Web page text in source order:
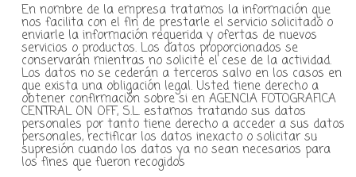
En nombre de la empresa tratamos la información que
nos facilita con el fin de prestarle el servicio solicitado o
enviarle la información requerida y ofertas de nuevos
servicios o productos. Los datos proporcionados se
conservarán mientras no solicite el cese de la actividad.
Los datos no se cederán a terceros salvo en los casos en
que exista una obligación legal. Usted tiene derecho a
obtener confirmación sobre si en AGENCIA FOTOGRAFICA
CENTRAL ON OFF, S.L. estamos tratando sus datos
personales por tanto tiene derecho a acceder a sus datos
personales, rectificar los datos inexacto o solicitar su
supresión cuando los datos ya no sean necesarios para
los fines que fueron recogidos